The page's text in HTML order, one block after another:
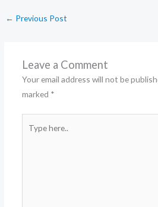
← Previous Post
Leave a Comment
Your email address will not be
marked *
here..